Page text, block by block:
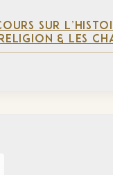
SUR
& LES